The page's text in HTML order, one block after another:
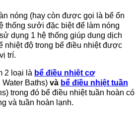
nóng (hay còn được gọi là bể ổn
thống sưởi đặc biệt để làm nóng
dụng 1 hệ thống giúp dung dịch
nhiệt độ trong bể điều nhiệt được
trí.
2 loại là bể điều nhiệt cơ
Baths) và bể điều nhiệt tuần
trong đó bể điều nhiệt tuần hoàn có
và tuần hoàn lạnh.